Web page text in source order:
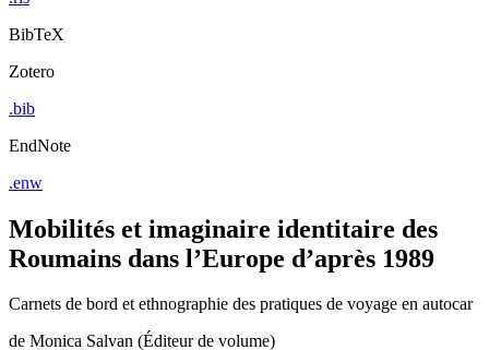
Mobilités et imaginaire identitaire des
Roumains dans l’Europe d’après 1989